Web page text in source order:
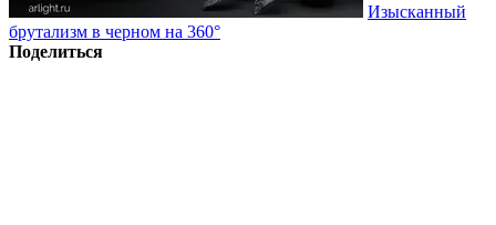
Изысканный
брутализм в черном на 360°
Поделиться